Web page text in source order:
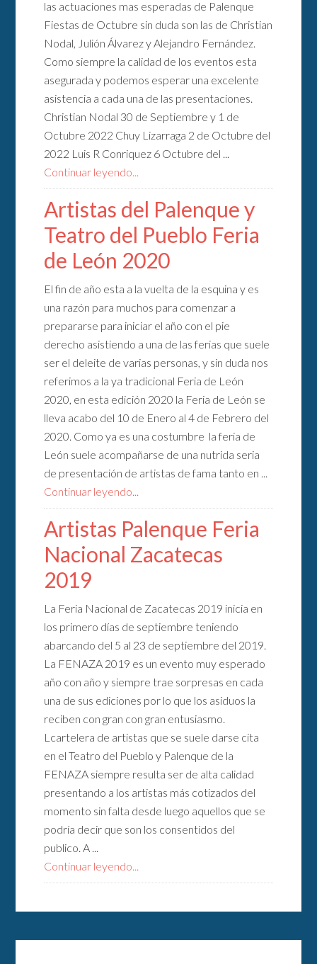
las actuaciones mas esperadas de Palenque
Fiestas de Octubre sin duda son las de Christian
Nodal, Julión Álvarez y Alejandro Fernández.
Como siempre la calidad de los eventos esta
asegurada y podemos esperar una excelente
asistencia a cada una de las presentaciones.
Christian Nodal 30 de Septiembre y 1 de
Octubre 2022 Chuy Lizarraga 2 de Octubre del
2022 Luis R Conriquez 6 Octubre del ...
Continuar leyendo...
Artistas del Palenque y
Teatro del Pueblo Feria
de León 2020
El fin de año esta a la vuelta de la esquina y es
una razón para muchos para comenzar a
prepararse para iniciar el año con el pie
derecho asistiendo a una de las ferias que suele
ser el deleite de varias personas, y sin duda nos
referimos a la ya tradicional Feria de León
2020, en esta edición 2020 la Feria de León se
lleva acabo del 10 de Enero al 4 de Febrero del
2020. Como ya es una costumbre la feria de
León suele acompañarse de una nutrida seria
de presentación de artistas de fama tanto en ...
Continuar leyendo...
Artistas Palenque Feria
Nacional Zacatecas
2019
La Feria Nacional de Zacatecas 2019 inicia en
los primero días de septiembre teniendo
abarcando del 5 al 23 de septiembre del 2019.
La FENAZA 2019 es un evento muy esperado
año con año y siempre trae sorpresas en cada
una de sus ediciones por lo que los asiduos la
reciben con gran con gran entusiasmo.
Lcartelera de artistas que se suele darse cita
en el Teatro del Pueblo y Palenque de la
FENAZA siempre resulta ser de alta calidad
presentando a los artistas más cotizados del
momento sin falta desde luego aquellos que se
podría decir que son los consentidos del
publico. A ...
Continuar leyendo...